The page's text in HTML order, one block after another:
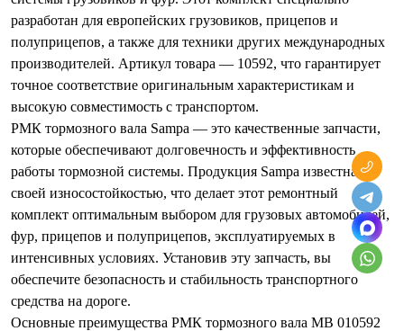
разработан для европейских грузовиков, прицепов и
полуприцепов, а также для техники других международных
производителей. Артикул товара — 10592, что гарантирует
точное соответствие оригинальным характеристикам и
высокую совместимость с транспортом.
РМК тормозного вала Sampa — это качественные запчасти,
которые обеспечивают долговечность и эффективность
работы тормозной системы. Продукция Sampa известна
своей износостойкостью, что делает этот ремонтный
комплект оптимальным выбором для грузовых автомобилей,
фур, прицепов и полуприцепов, эксплуатируемых в
интенсивных условиях. Установив эту запчасть, вы
обеспечите безопасность и стабильность транспортного
средства на дороге.
Основные преимущества РМК тормозного вала MB 010592